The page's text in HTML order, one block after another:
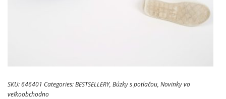
SKU:646401 Categories:BESTSELLERY, Búzky s potlačou, Novinky vo
veľkoobchodno